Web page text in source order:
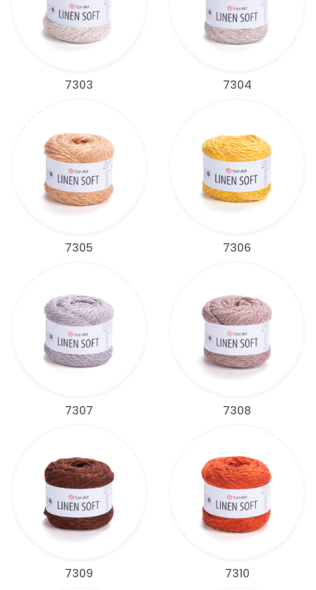
7303 7304
7305 7306
7307 7308
7309 7310